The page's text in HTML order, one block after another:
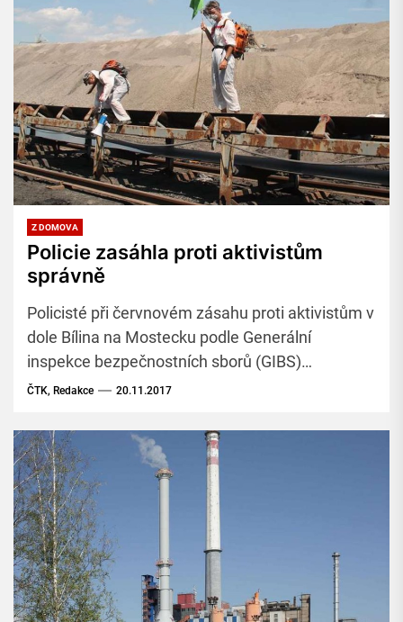
Z DOMOVA
Policie zasáhla proti aktivistům
správně
Policisté při červnovém zásahu proti aktivistům v
dole Bílina na Mostecku podle Generální
inspekce bezpečnostních sborů (GIBS)
nechybovali. Uvedla to televize Prima.
ČTK, Redakce 20.11.2017